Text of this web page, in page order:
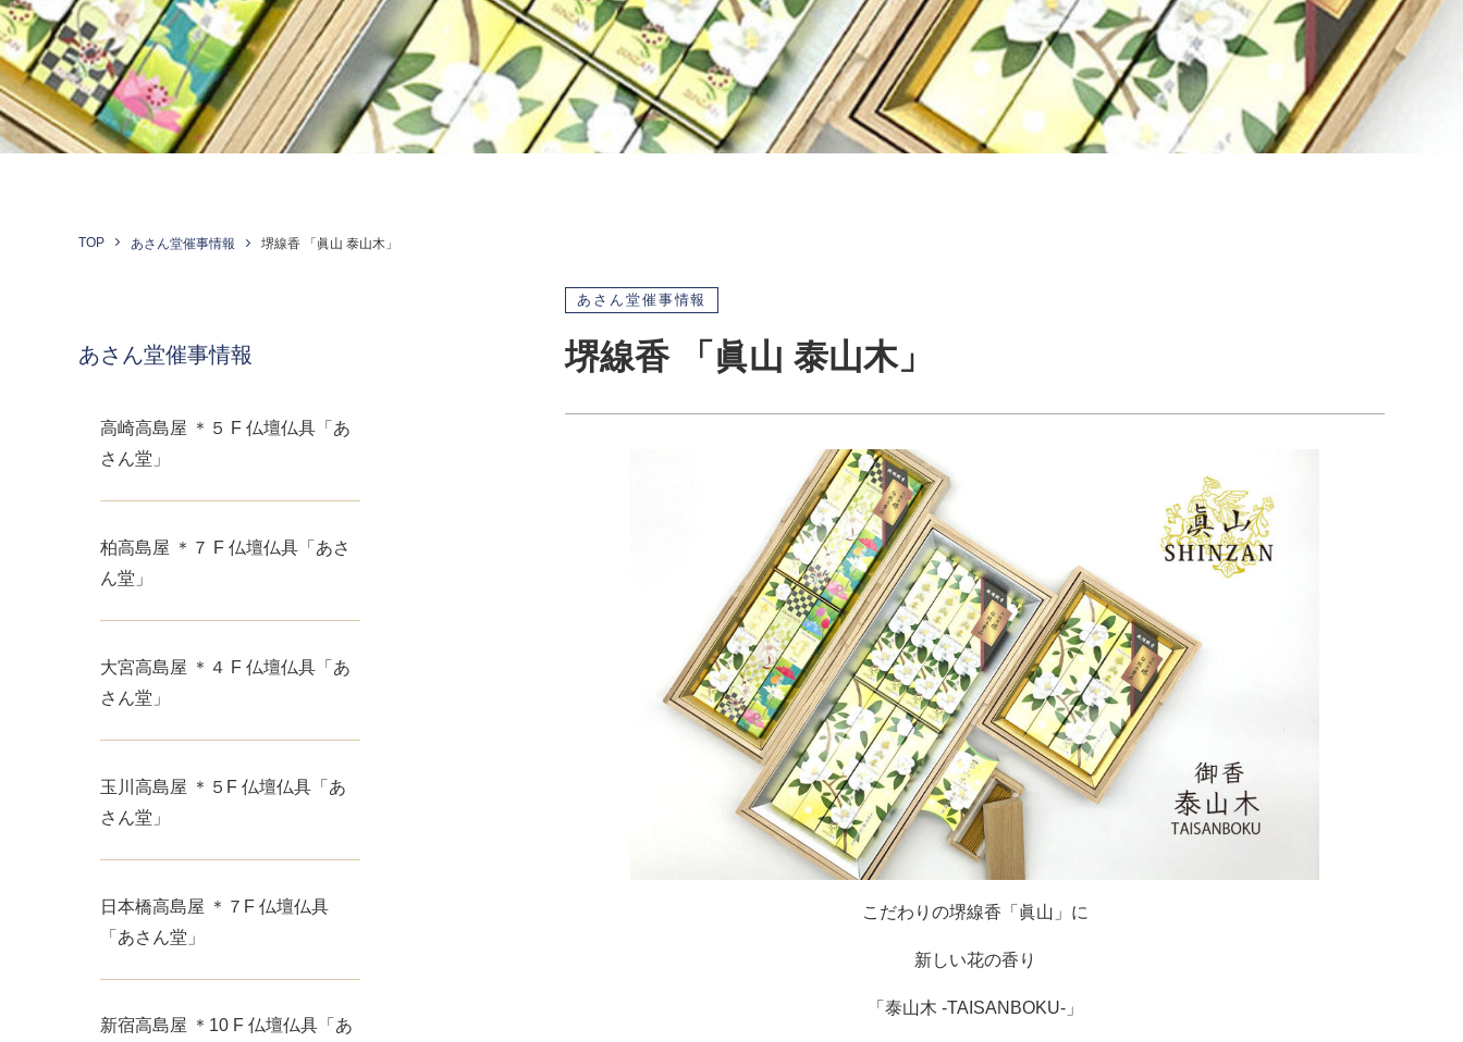
TOP あさん堂催事情報 堺線香 「眞山 泰山木」
あさん堂催事情報
堺線香 「眞山 泰山木」
こだわりの堺線香「眞山」に
新しい花の香り
「泰山木 -TAISANBOKU-」
あさん堂催事情報
高崎高島屋 ＊５ F 仏壇仏具「あ
さん堂」
柏高島屋 ＊７ F 仏壇仏具「あさ
ん堂」
大宮高島屋 ＊４ F 仏壇仏具「あ
さん堂」
玉川高島屋 ＊５F 仏壇仏具「あ
さん堂」
日本橋高島屋 ＊７F 仏壇仏具
「あさん堂」
新宿高島屋 ＊10 F 仏壇仏具「あ